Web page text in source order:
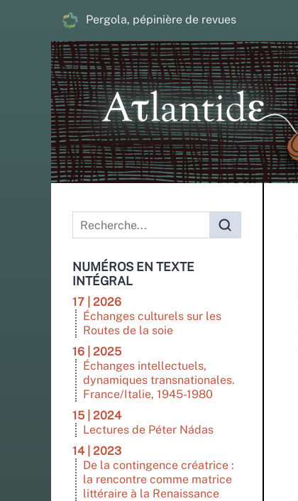
Pergola, pépinière de revues
Menu principal
NUMÉROS EN TEXTE
INTÉGRAL
17 | 2026
Échanges culturels sur les
Routes de la soie
16 | 2025
Échanges intellectuels,
dynamiques transnationales.
France/Italie, 1945-1980
15 | 2024
Lectures de Péter Nádas
14 | 2023
De la contingence créatrice :
la rencontre comme matrice
littéraire à la Renaissance